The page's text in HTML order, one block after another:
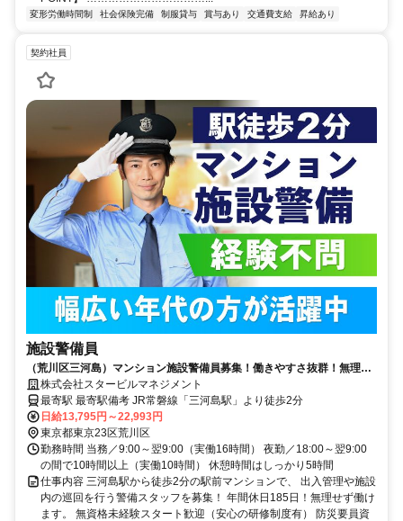
変形労働時間制 社会保険完備 制服貸与 賞与あり 交通費支給 昇給あり
契約社員
施設警備員
（荒川区三河島）マンション施設警備員募集！働きやすさ抜群！無理な
く長く続けられるお仕事です
株式会社スタービルマネジメント
最寄駅 最寄駅備考 JR常磐線「三河島駅」より徒歩2分
日給13,795円～22,993円
東京都東京23区荒川区
勤務時間 当務／9:00～翌9:00（実働16時間） 夜勤／18:00～翌9:00
の間で10時間以上（実働10時間） 休憩時間はしっかり5時間
仕事内容 三河島駅から徒歩2分の駅前マンションで、 出入管理や施設
内の巡回を行う警備スタッフを募集！ 年間休日185日！無理せず働け
ます。 無資格未経験スタート歓迎（安心の研修制度有） 防災要員資